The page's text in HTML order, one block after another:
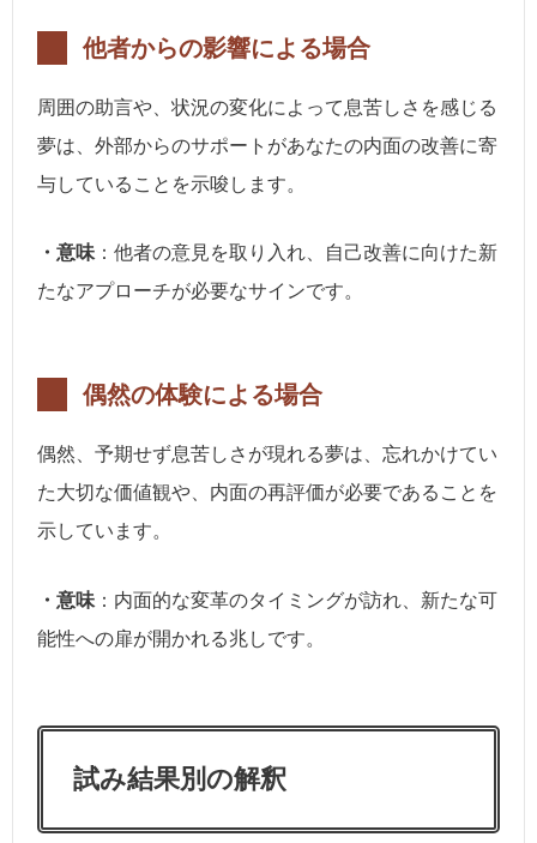
他者からの影響による場合
周囲の助言や、状況の変化によって息苦しさを感じる
夢は、外部からのサポートがあなたの内面の改善に寄
与していることを示唆します。
・意味 ：他者の意見を取り入れ、自己改善に向けた新
たなアプローチが必要なサインです。
偶然の体験による場合
偶然、予期せず息苦しさが現れる夢は、忘れかけてい
た大切な価値観や、内面の再評価が必要であることを
示しています。
・意味 ：内面的な変革のタイミングが訪れ、新たな可
能性への扉が開かれる兆しです。
試み結果別の解釈